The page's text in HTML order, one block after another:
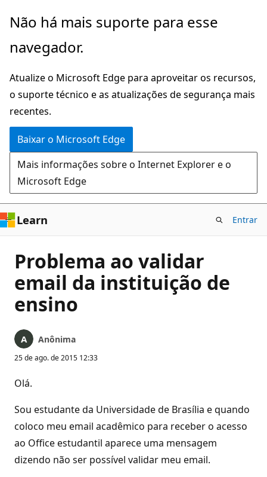
Pular
o
principal
Não há mais suporte para esse
navegador.
Atualize o Microsoft Edge para aproveitar os recursos,
o suporte técnico e as atualizações de segurança mais
recentes.
Baixar o Microsoft Edge
Mais informações sobre o Internet Explorer e o
Microsoft Edge
Learn Entrar
Problema ao validar
email da instituição de
ensino
Anônima
25 de ago. de 2015 12:33
Olá.
Sou estudante da Universidade de Brasília e quando
coloco meu email acadêmico para receber o acesso
ao Office estudantil aparece uma mensagem
dizendo não ser possível validar meu email.